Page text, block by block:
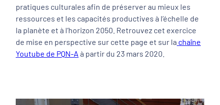
pratiques culturales afin de préserver au mieux les
ressources et les capacités productives à l’échelle de
la planète et à l’horizon 2050. Retrouvez cet exercice
de mise en perspective sur cette page et sur la chaîne
Youtube de PQN-A à partir du 23 mars 2020.